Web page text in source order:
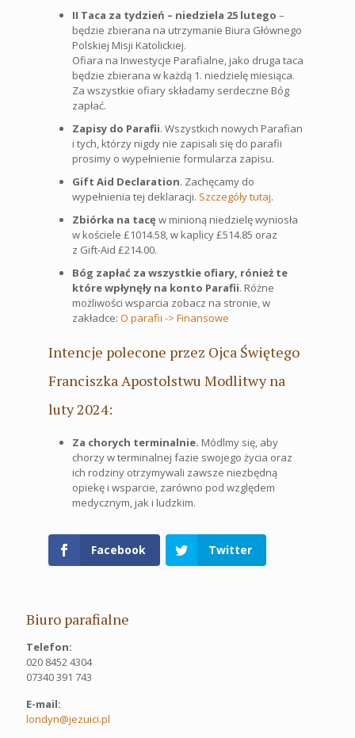
II Taca za tydzień – niedziela 25 lutego –
będzie zbierana na utrzymanie Biura Głównego
Polskiej Misji Katolickiej.
Ofiara na Inwestycje Parafialne, jako druga taca
będzie zbierana w każdą 1. niedzielę miesiąca.
Za wszystkie ofiary składamy serdeczne Bóg
zapłać.
Zapisy do Parafii. Wszystkich nowych Parafian
i tych, którzy nigdy nie zapisali się do parafii
prosimy o wypełnienie formularza zapisu.
Gift Aid Declaration. Zachęcamy do
wypełnienia tej deklaracji. Szczegóły tutaj.
Zbiórka na tacę w minioną niedzielę wyniosła
w kościele £1014.58, w kaplicy £514.85 oraz
z Gift-Aid £214.00.
Bóg zapłać za wszystkie ofiary, rónież te
które wpłynęły na konto Parafii. Różne
możliwości wsparcia zobacz na stronie, w
zakładce:O parafii -> Finansowe
Intencje polecone przez Ojca Świętego
Franciszka Apostolstwu Modlitwy na
luty 2024:
Za chorych terminalnie. Módlmy się, aby
chorzy w terminalnej fazie swojego życia oraz
ich rodziny otrzymywali zawsze niezbędną
opiekę i wsparcie, zarówno pod względem
medycznym, jak i ludzkim.
Facebook Twitter
Biuro parafialne
Telefon:
020 8452 4304
07340 391 743
E-mail:
londyn@jezuici.pl